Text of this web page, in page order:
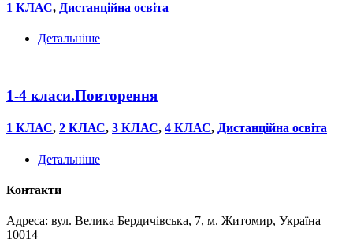
1 КЛАС, Дистанційна освіта
Детальніше
1-4 класи.Повторення
1 КЛАС, 2 КЛАС, 3 КЛАС, 4 КЛАС, Дистанційна освіта
Детальніше
Контакти
Адреса: вул. Велика Бердичівська, 7, м. Житомир, Україна
10014